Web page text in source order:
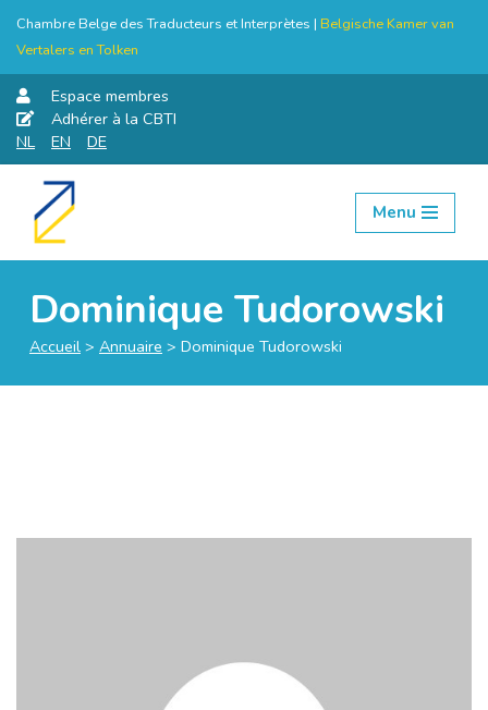
Chambre Belge des Traducteurs et Interprètes | Belgische Kamer van
Vertalers en Tolken
Espace membres
Adhérer à la CBTI
NL
EN DE
Aller
Menu
Dominique Tudorowski
Accueil > Annuaire > Dominique Tudorowski